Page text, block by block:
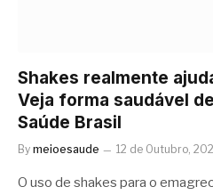
Shakes realmente
Veja forma saudável
Saúde Brasil
By meioesaude 12 de Outubro,
O uso de shakes para o